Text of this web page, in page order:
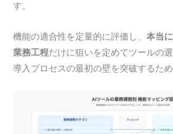
す。
機能の適合性を定量的に評価し、本当
業務工程だけに狙いを定めてツールの
導入プロセスの最初の壁を突破するため